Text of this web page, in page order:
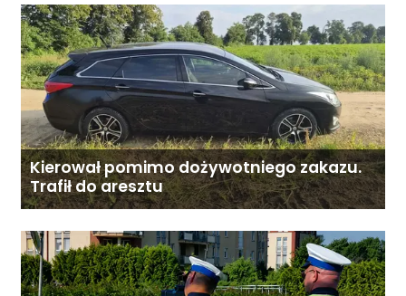
Kierował pomimo dożywotniego zakazu.
Trafił do aresztu